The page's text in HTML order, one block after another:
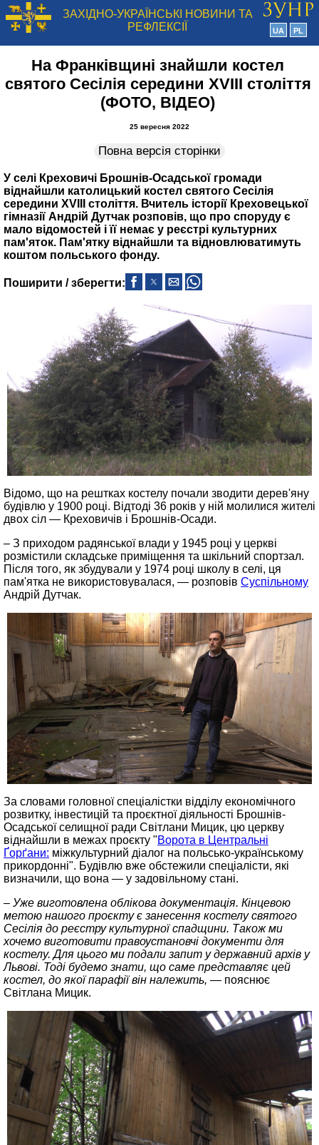
ЗАХІДНО-УКРАЇНСЬКІ НОВИНИ ТА
РЕФЛЕКСІЇ
UA PL
На Франківщині знайшли костел
святого Сесілія середини XVIII століття
(ФОТО, ВІДЕО)
25 вересня 2022
Повна версія сторінки
У селі Креховичі Брошнів-Осадської громади
віднайшли католицький костел святого Сесілія
середини XVIII століття. Вчитель історії Креховецької
гімназії Андрій Дутчак розповів, що про споруду є
мало відомостей і її немає у реєстрі культурних
пам'яток. Пам'ятку віднайшли та відновлюватимуть
коштом польського фонду.
Поширити / зберегти:
Відомо, що на рештках костелу почали зводити дерев'яну
будівлю у 1900 році. Відтоді 36 років у ній молилися жителі
двох сіл — Креховичів і Брошнів-Осади.
– З приходом радянської влади у 1945 році у церкві
розмістили складське приміщення та шкільний спортзал.
Після того, як збудували у 1974 році школу в селі, ця
пам'ятка не використовувалася, — розповів Суспільному
Андрій Дутчак.
За словами головної спеціалістки відділу економічного
розвитку, інвестицій та проєктної діяльності Брошнів-
Осадської селищної ради Світлани Мицик, цю церкву
віднайшли в межах проєкту "Ворота в Центральні
Ґорґани: міжкультурний діалог на польсько-українському
прикордонні". Будівлю вже обстежили спеціалісти, які
визначили, що вона — у задовільному стані.
– Уже виготовлена облікова документація. Кінцевою
метою нашого проєкту є занесення костелу святого
Сесілія до реєстру культурної спадщини. Також ми
хочемо виготовити правоустановчі документи для
костелу. Для цього ми подали запит у державний архів у
Львові. Тоді будемо знати, що саме представляє цей
костел, до якої парафії він належить, — пояснює
Світлана Мицик.